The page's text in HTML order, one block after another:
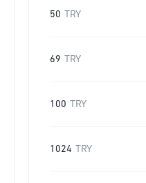
50 TRY
69 TRY
100 TRY
1024 TRY